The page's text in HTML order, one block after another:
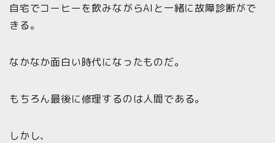
自宅でコーヒーを飲みながらAIと一緒に故障診断がで
きる。
なかなか面白い時代になったものだ。
もちろん最後に修理するのは人間である。
しかし、